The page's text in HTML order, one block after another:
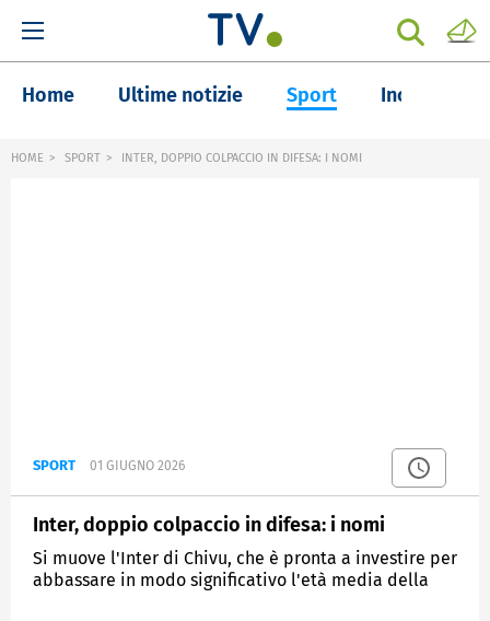
Home Ultime notizie Sport Inchieste
HOME SPORT INTER, DOPPIO COLPACCIO IN DIFESA: I NOMI
SPORT 01 GIUGNO 2026
Inter, doppio colpaccio in difesa: i nomi
Si muove l'Inter di Chivu, che è pronta a investire per
abbassare in modo significativo l'età media della